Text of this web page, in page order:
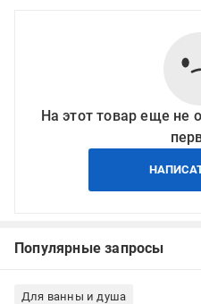
На этот товар еще не
Популярные запросы
Для ванны и душа